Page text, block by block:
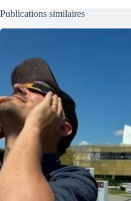
Publications similaires